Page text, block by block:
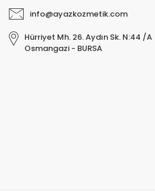
info@ayazkozmetik.com
Hürriyet Mh. 26. Aydın Sk. N:44 /A
Osmangazi - BURSA